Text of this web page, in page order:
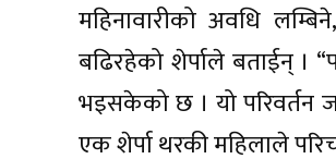
महिनावारीको अवधि
बढिरहेको शेर्पाले बताईन् ।
भइसकेको छ । यो परिवर्तन
एक शेर्पा थरकी महिलाले